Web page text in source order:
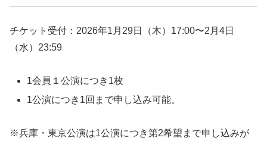
チケット受付：2026年1月29日（木）17:00〜2月4日
（水）23:59
1会員１公演につき1枚
1公演につき1回まで申し込み可能。
※兵庫・東京公演は1公演につき第2希望まで申し込みが